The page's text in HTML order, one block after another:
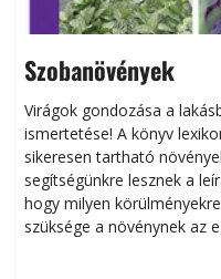
Szobanövények
Virágok gondozása a
ismertetése! A könyv
sikeresen tart­ha­tó
segítségünkre lesznek a
hogy milyen
szüksége a növénynek az